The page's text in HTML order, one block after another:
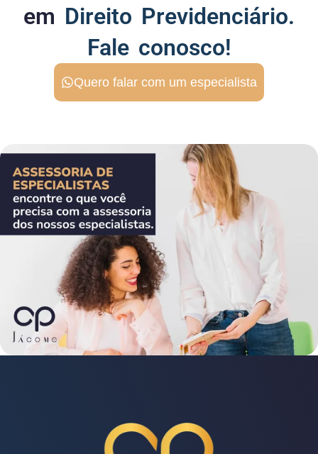
em Direito Previdenciário.
Fale conosco!
Quero falar com um especialista